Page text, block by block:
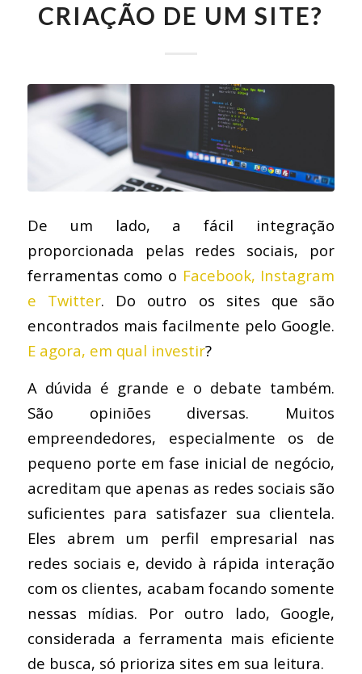
CRIAÇÃO DE UM SITE?
De um lado, a fácil integração
proporcionada pelas redes sociais, por
ferramentas como o Facebook, Instagram
e Twitter. Do outro os sites que são
encontrados mais facilmente pelo Google.
E agora, em qual investir?
A dúvida é grande e o debate também.
São opiniões diversas. Muitos
empreendedores, especialmente os de
pequeno porte em fase inicial de negócio,
acreditam que apenas as redes sociais são
suficientes para satisfazer sua clientela.
Eles abrem um perfil empresarial nas
redes sociais e, devido à rápida interação
com os clientes, acabam focando somente
nessas mídias. Por outro lado, Google,
considerada a ferramenta mais eficiente
de busca, só prioriza sites em sua leitura.